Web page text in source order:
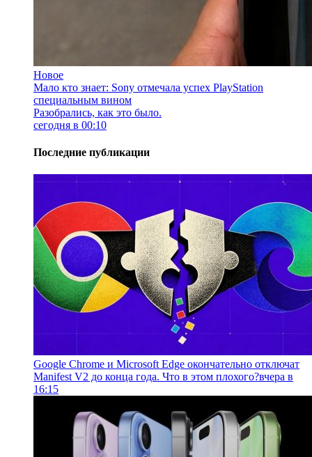
Новое
Мало кто знает: Sony отмечала успех PlayStation
специальным вином
Разобрались, как это было.
сегодня в 00:10
Последние публикации
Google Chrome и Microsoft Edge окончательно отключат
Manifest V2 до конца года. Что в этом плохого?вчера в
16:15